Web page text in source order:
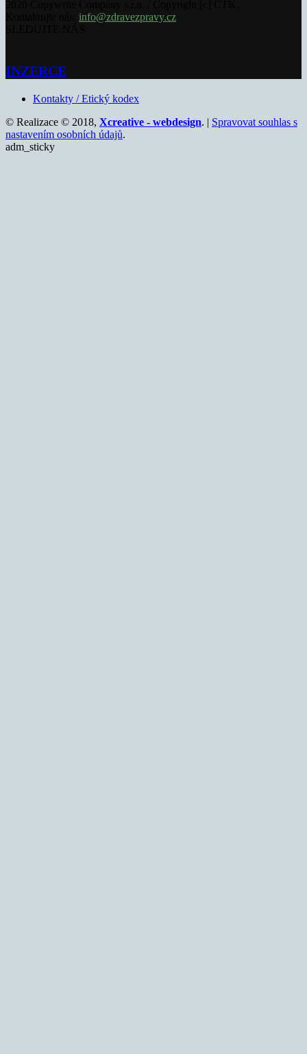
info@zdravezpravy.cz
INZERCE
Kontakty / Etický kodex
© Realizace © 2018, Xcreative - webdesign. | Spravovat souhlas s
nastavením osobních údajů.
adm_sticky